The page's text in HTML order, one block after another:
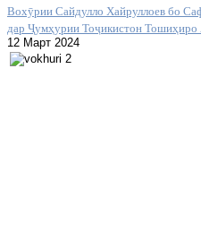
Вохӯрии Сайдулло Хайруллоев бо
дар Ҷумҳурии Тоҷикистон
12 Март 2024